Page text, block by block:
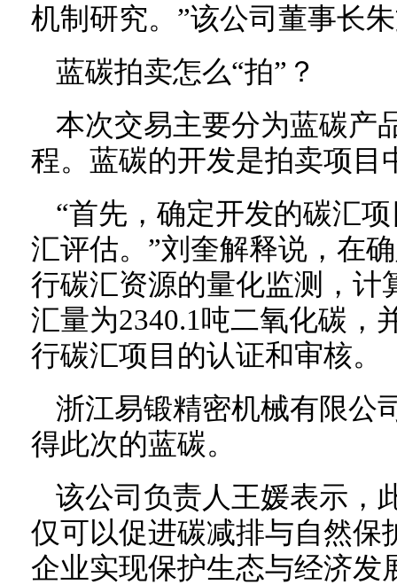
机制研究。”该公司董事长
蓝碳拍卖怎么“拍”？
本次交易主要分为蓝碳产
程。蓝碳的开发是拍卖项目
“首先，确定开发的碳汇
汇评估。”刘奎解释说，在
行碳汇资源的量化监测，计
汇量为2340.1吨二氧化碳，
行碳汇项目的认证和审核。
浙江易锻精密机械有限公
得此次的蓝碳。
该公司负责人王媛表示，
仅可以促进碳减排与自然保
企业实现保护生态与经济发